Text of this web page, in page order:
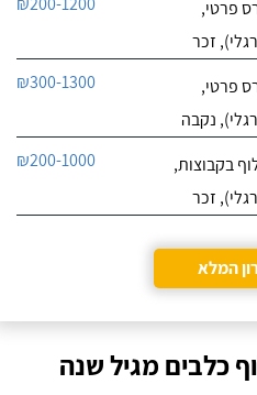
פרטי,
זכר
פרטי,
נקבה
₪300-1300
בקבוצות,
זכר
₪200-1000
המלא
כלבים מגיל שנה